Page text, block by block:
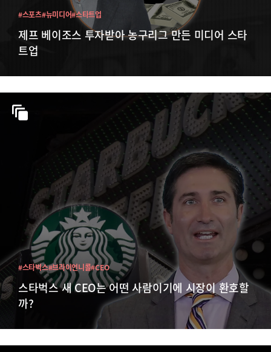
제프 베이조스 투자받아 농구리그 만든 미디어 스타
트업
#스포츠#뉴미디어#스타트업
스타벅스 새 CEO는 어떤 사람이기에 시장이 환호할
까?
#스타벅스#브라이언니콜#CEO